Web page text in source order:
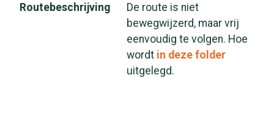
Routebeschrijving
De route is niet
bewegwijzerd, maar vrij
eenvoudig te volgen. Hoe
wordt in deze folder
uitgelegd.